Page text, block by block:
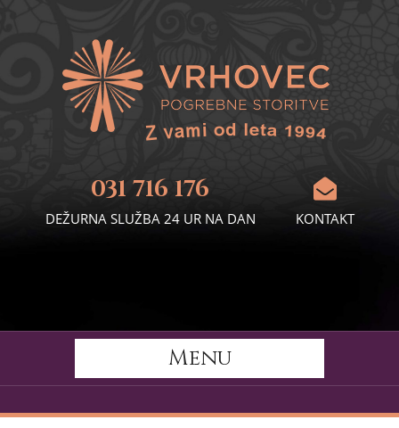
031 716 176
DEŽURNA SLUŽBA 24 UR NA DAN KONTAKT
Menu